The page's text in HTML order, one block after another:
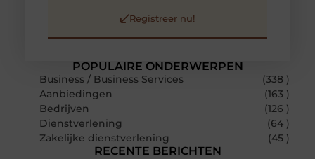
POPULAIRE ONDERWERPEN
Business / Business Services
(338 )
Aanbiedingen
(163 )
Bedrijven
(126 )
Dienstverlening
(64 )
Zakelijke dienstverlening
(45 )
RECENTE BERICHTEN
Registreer nu!